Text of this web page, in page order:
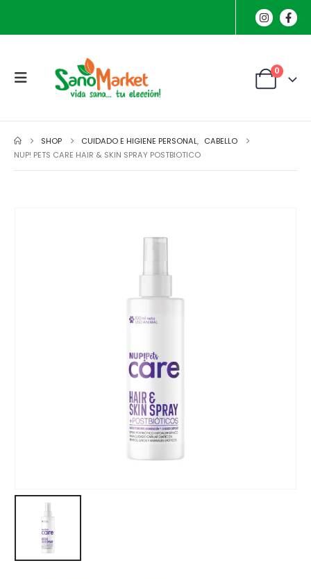
0
SHOP CUIDADO E HIGIENE PERSONAL, CABELLO
NUP! PETS CARE HAIR & SKIN SPRAY POSTBIOTICO